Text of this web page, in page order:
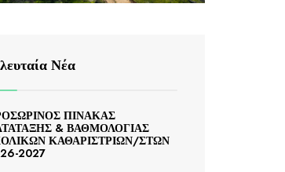
Νέα
ΠΙΝΑΚΑΣ
& ΒΑΘΜΟΛΟΓΙΑΣ
ΚΑΘΑΡΙΣΤΡΙΩΝ/ΣΤΩΝ
2027